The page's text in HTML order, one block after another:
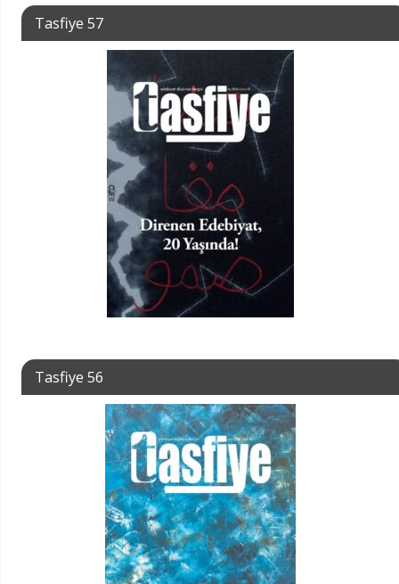
Tasfiye 57
Tasfiye 56